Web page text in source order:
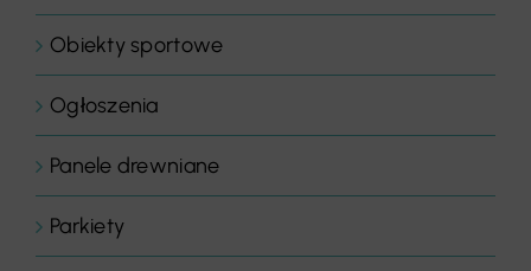
Obiekty sportowe
Ogłoszenia
Panele drewniane
Parkiety